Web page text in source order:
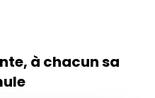
à chacun sa